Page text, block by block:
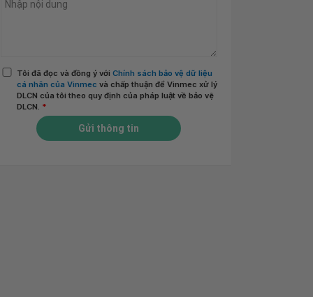
Tôi đã đọc và đồng ý với Chính sách bảo vệ dữ liệu
cá nhân của Vinmec và chấp thuận để Vinmec xử lý
DLCN của tôi theo quy định của pháp luật về bảo vệ
DLCN. *
Gửi thông tin